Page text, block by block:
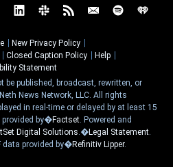
New Privacy Policy
Closed Caption Policy
Help
Statement
be published, broadcast, rewritten, or
News Network, LLC. All rights
in real-time or delayed by at least 15
provided by�Factset. Powered and
Digital Solutions.�Legal Statement.
data provided by�Refinitiv Lipper.